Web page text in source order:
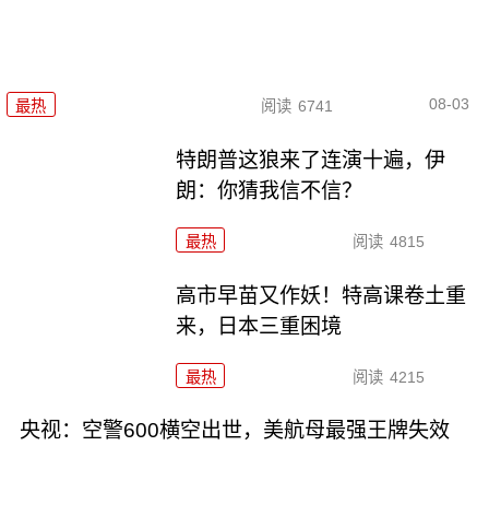
最热 阅读 6741 08-03
特朗普这狼来了连演十遍，伊
朗：你猜我信不信？
最热 阅读 4815
高市早苗又作妖！特高课卷土重
来，日本三重困境
最热 阅读 4215
央视：空警600横空出世，美航母最强王牌失效